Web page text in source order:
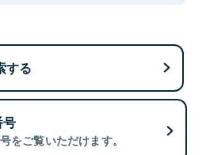
する
をご覧いただけます。